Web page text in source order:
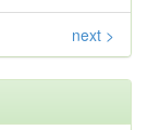
next >